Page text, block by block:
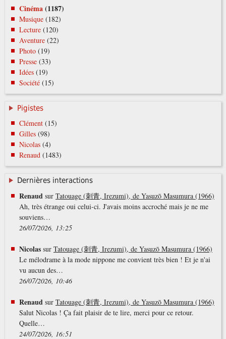
Cinéma(1187)
Musique (182)
Lecture (120)
Aventure (22)
Photo (19)
Presse (33)
Idées (19)
Société (15)
Pigistes
Clément(15)
Gilles(98)
Nicolas(4)
Renaud(1483)
Dernières interactions
Renaud sur Tatouage (刺青, Irezumi), de Yasuzō Masumura (1966)
Ah, très étrange oui celui-ci. J'avais moins accroché mais je ne me
souviens…
26/07/2026, 13:25
Nicolassur Tatouage (刺青, Irezumi), de Yasuzō Masumura (1966)
Le mélodrame à la mode nippone me convient très bien ! Et je n'ai
vu aucun des…
26/07/2026, 10:46
Renaud sur Tatouage (刺青, Irezumi), de Yasuzō Masumura (1966)
Salut Nicolas ! Ça fait plaisir de te lire, merci pour ce retour.
Quelle…
24/07/2026, 16:51